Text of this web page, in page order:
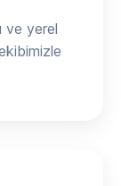
ve yerel